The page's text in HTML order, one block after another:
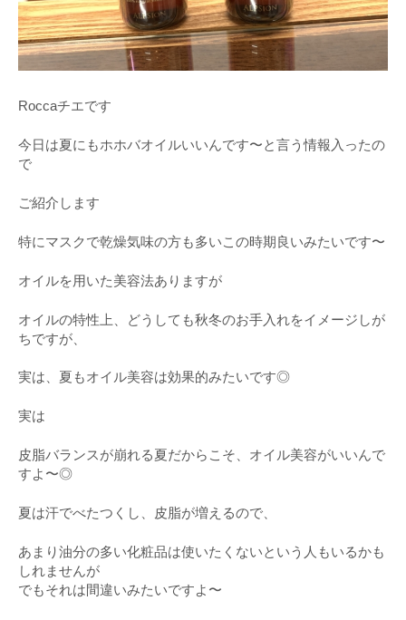
Roccaチエです
今日は夏にもホホバオイルいいんです〜と言う情報入ったの
で
ご紹介します
特にマスクで乾燥気味の方も多いこの時期良いみたいです〜
オイルを用いた美容法ありますが
オイルの特性上、どうしても秋冬のお手入れをイメージしが
ちですが、
実は、夏もオイル美容は効果的みたいです◎
実は
皮脂バランスが崩れる夏だからこそ、オイル美容がいいんで
すよ〜◎
夏は汗でべたつくし、皮脂が増えるので、
あまり油分の多い化粧品は使いたくないという人もいるかも
しれませんが
でもそれは間違いみたいですよ〜